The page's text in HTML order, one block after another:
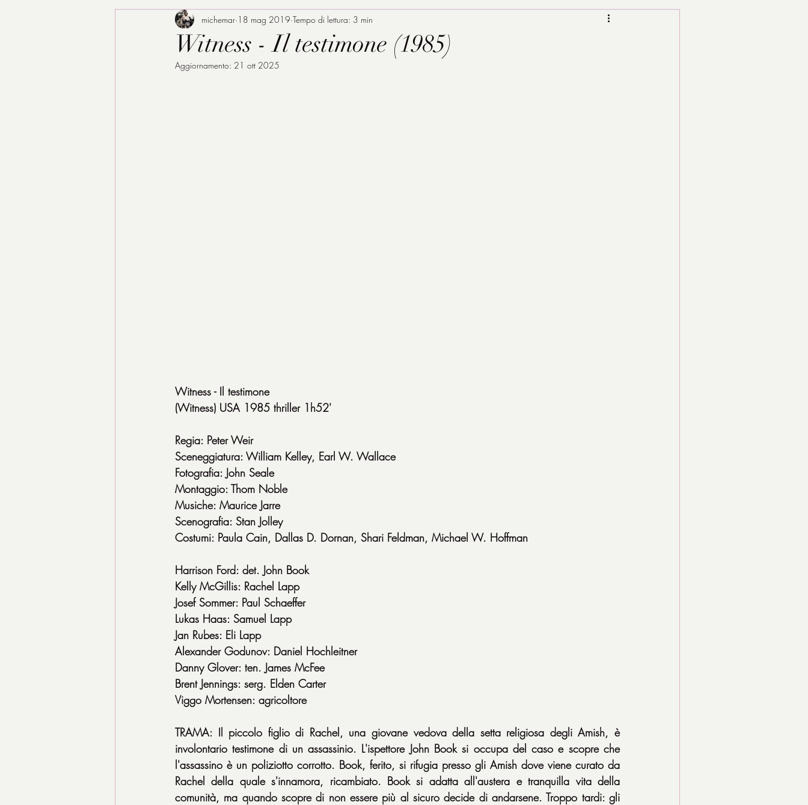
Witness - Il testimone (1985)
michemar 18 mag 2019 Tempo di lettura: 3 min
Aggiornamento: 21 ott 2025
Witness - Il testimone
(Witness) USA 1985 thriller 1h52'
Regia: Peter Weir
Sceneggiatura: William Kelley, Earl W. Wallace
Fotografia: John Seale
Montaggio: Thom Noble
Musiche: Maurice Jarre
Scenografia: Stan Jolley
Costumi: Paula Cain, Dallas D. Dornan, Shari Feldman, Michael W. Hoffman
Harrison Ford: det. John Book
Kelly McGillis: Rachel Lapp
Josef Sommer: Paul Schaeffer
Lukas Haas: Samuel Lapp
Jan Rubes: Eli Lapp
Alexander Godunov: Daniel Hochleitner
Danny Glover: ten. James McFee
Brent Jennings: serg. Elden Carter
Viggo Mortensen: agricoltore
TRAMA: Il piccolo figlio di Rachel, una giovane vedova della setta religiosa degli Amish, è
involontario testimone di un assassinio. L'ispettore John Book si occupa del caso e scopre che
l'assassino è un poliziotto corrotto. Book, ferito, si rifugia presso gli Amish dove viene curato da
Rachel della quale s'innamora, ricambiato. Book si adatta all'austera e tranquilla vita della
comunità, ma quando scopre di non essere più al sicuro decide di andarsene. Troppo tardi: gli